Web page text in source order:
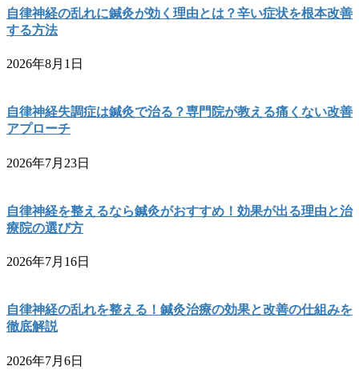
自律神経の乱れに鍼灸が効く理由とは？辛い症状を根本改善
する方法
2026年8月1日
自律神経失調症は鍼灸で治る？専門院が教える痛くない改善
アプローチ
2026年7月23日
自律神経を整えるなら鍼灸がおすすめ！効果が出る理由と治
療院の選び方
2026年7月16日
自律神経の乱れを整える！鍼灸治療の効果と改善の仕組みを
徹底解説
2026年7月6日